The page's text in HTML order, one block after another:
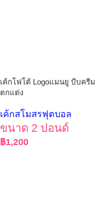
เค้กโฟโต้ Logoแมนยู บีบครีม
ตกแต่ง
เค้กสโมสรฟุตบอล
ขนาด 2 ปอนด์
฿1,200